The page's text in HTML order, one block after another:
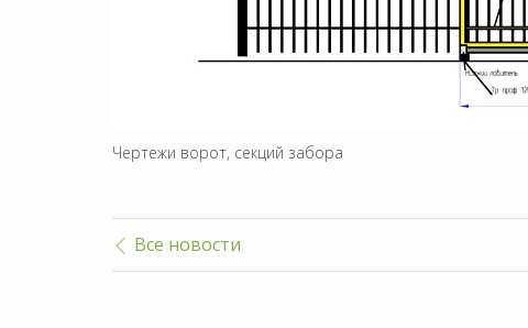
Чертежи ворот, секций забора
Все новости